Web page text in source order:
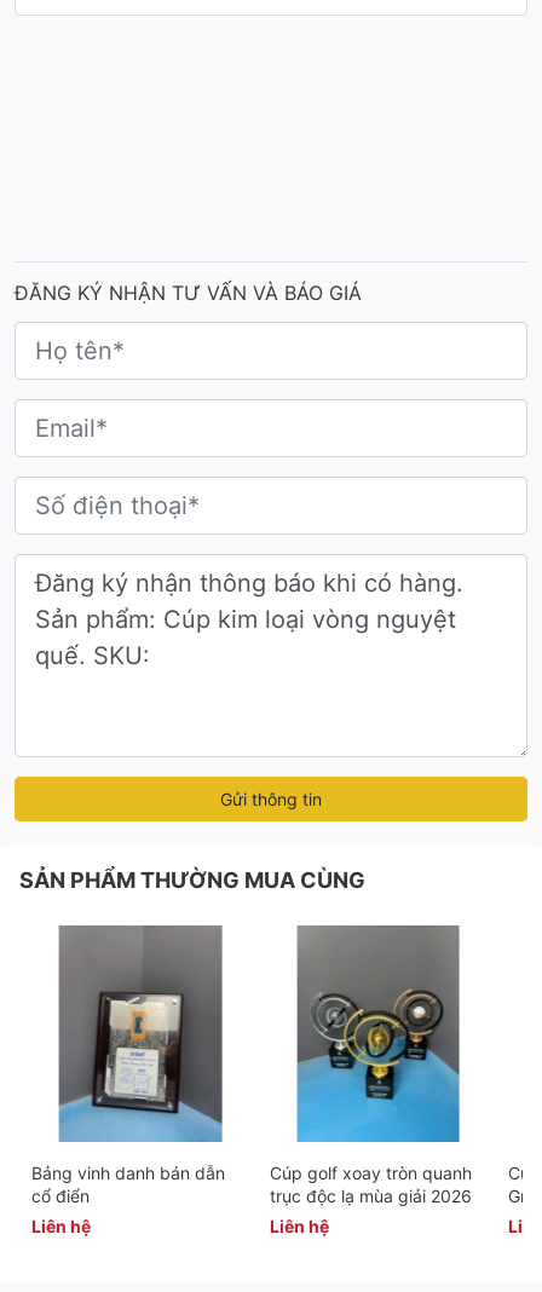
phúc vô bờ. Một trong những niềm vui ấy chính là được chứng
động.
Bản thân chiếc cúp không có mùi thơm, nhưng chúng tôi tin
rằng cúp rất thơm trong mắt các em. Bởi cúp là biểu tượng của
vinh quang, của thành công. Để có được cúp, các em đã phải
nỗ lực, cố gắng không ngừng. Cúp thơm vì đó là kết quả của
những giọt mồ hôi, của những đêm thức trắng luyện tập, của
sự chăm chỉ và kiên trì của các em.
ĐĂNG KÝ NHẬN TƯ VẤN VÀ BÁO GIÁ
Gửi thông tin
SẢN PHẨM THƯỜNG MUA CÙNG
Bảng vinh danh bán dẫn
cổ điển
Liên hệ
Cúp golf xoay tròn quanh
trục độc lạ mùa giải 2026
Liên hệ